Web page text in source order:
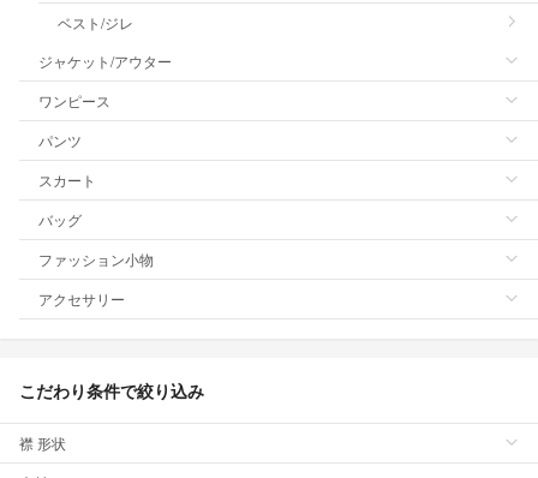
ベスト/ジレ
ジャケット/アウター
ワンピース
パンツ
スカート
バッグ
ファッション小物
アクセサリー
こだわり条件で絞り込み
襟 形状